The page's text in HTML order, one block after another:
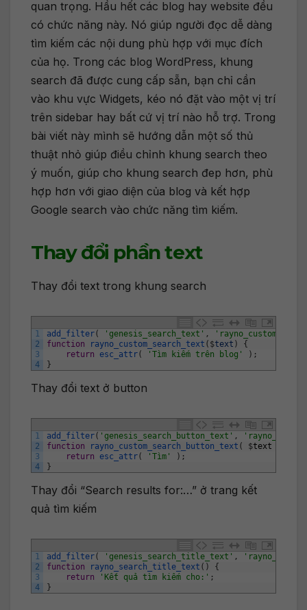
quan trọng. Hầu hết các blog hay website đều
có chức năng này. Nó giúp người đọc dễ dàng
tìm kiếm các nội dung phù hợp với mục đích
của họ. Trong các blog WordPress, khung
search đã được cung cấp sẵn, bạn chỉ cần
vào khu vực Widgets, kéo nó đặt vào một vị trí
trên sidebar hay bất cứ vị trí nào hỗ trợ. Trong
bài viết này mình sẽ hướng dẫn một số thủ
thuật nhỏ giúp điều chỉnh khung search theo
ý muốn, giúp cho khung search đep hơn, phù
hợp hơn với giao diện của blog và kết hợp
Google search vào chức năng tìm kiếm.
Thay đổi phần text
Thay đổi text trong khung search
1
2
3
4
add_filter( 'genesis_search_text' ,
function
rayno_custom_search_text ( $text )
{
return esc_attr( 'Tìm kiếm trên blog' ) ;
}
Thay đổi text ở button
1
2
3
4
add_filter( 'genesis_search_button_text' ,
function
rayno_custom_search_button_text ( $text
return esc_attr( 'Tìm' ) ;
}
Thay đổi “Search results for:…” ở trang kết
quả tìm kiếm
1
2
3
4
add_filter( 'genesis_search_title_text' ,
function
rayno_search_title_text ( )
{
return
'Kết quả tìm kiếm cho:' ;
}